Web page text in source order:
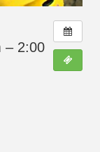
– 2:00